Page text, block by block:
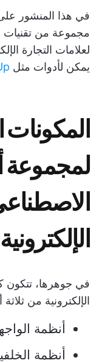
في هذا المنشور
مجموعة من تقنيات
لعلامات التجارة
يمكن لأدوات مثل
المكونات
لمجموعة
الإلكترونية
في جوهرها، تتكون
الإلكترونية من
أنظمة
أنظمة